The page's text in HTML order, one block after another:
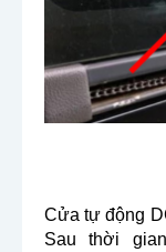
Cửa tự động
Sau thời